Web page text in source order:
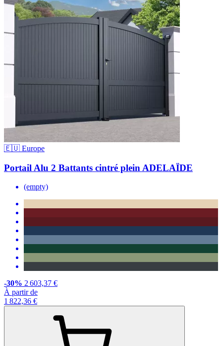
🇪🇺 Europe
Portail Alu 2 Battants cintré plein ADELAÏDE
(empty)
-30% 2 603,37 €
À partir de
1 822,36 €